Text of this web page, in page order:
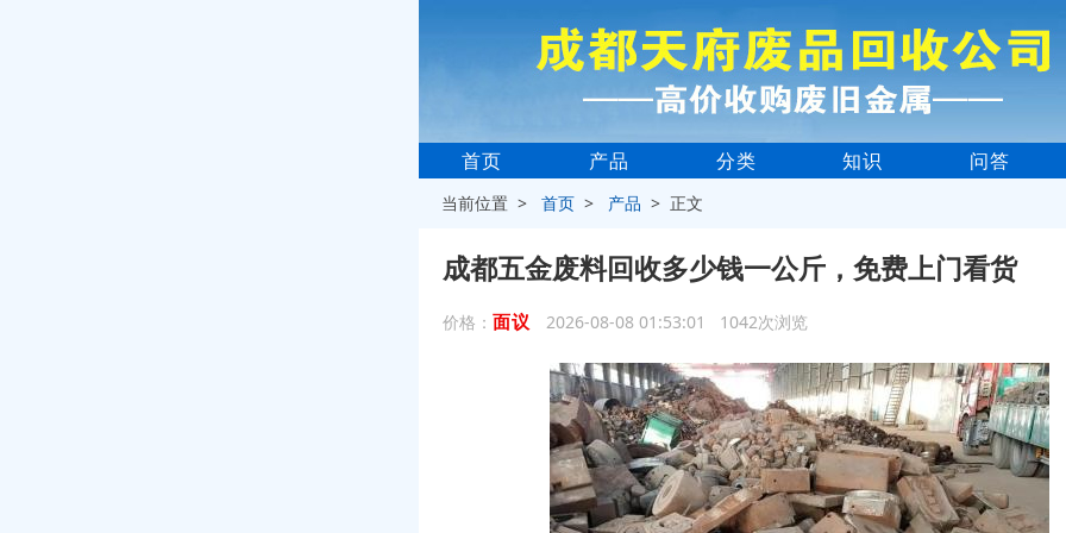
首页 产品 分类 知识 问答
当前位置 >首页 > 产品 > 正文
成都五金废料回收多少钱一公斤，免费上门看货
价格： 面议 2026-08-08 01:53:01 1042次浏览